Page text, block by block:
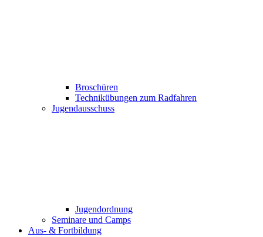
Broschüren
Technikübungen zum Radfahren
Jugendausschuss
Jugendordnung
Seminare und Camps
Aus- & Fortbildung